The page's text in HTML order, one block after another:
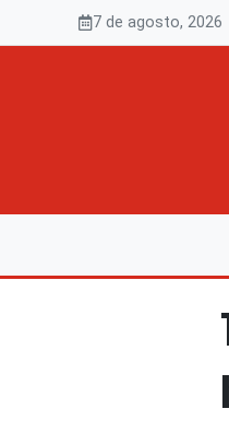
7 de agosto, 2026